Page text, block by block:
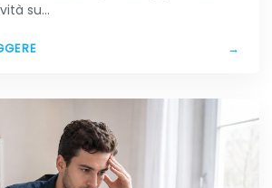
su…
→